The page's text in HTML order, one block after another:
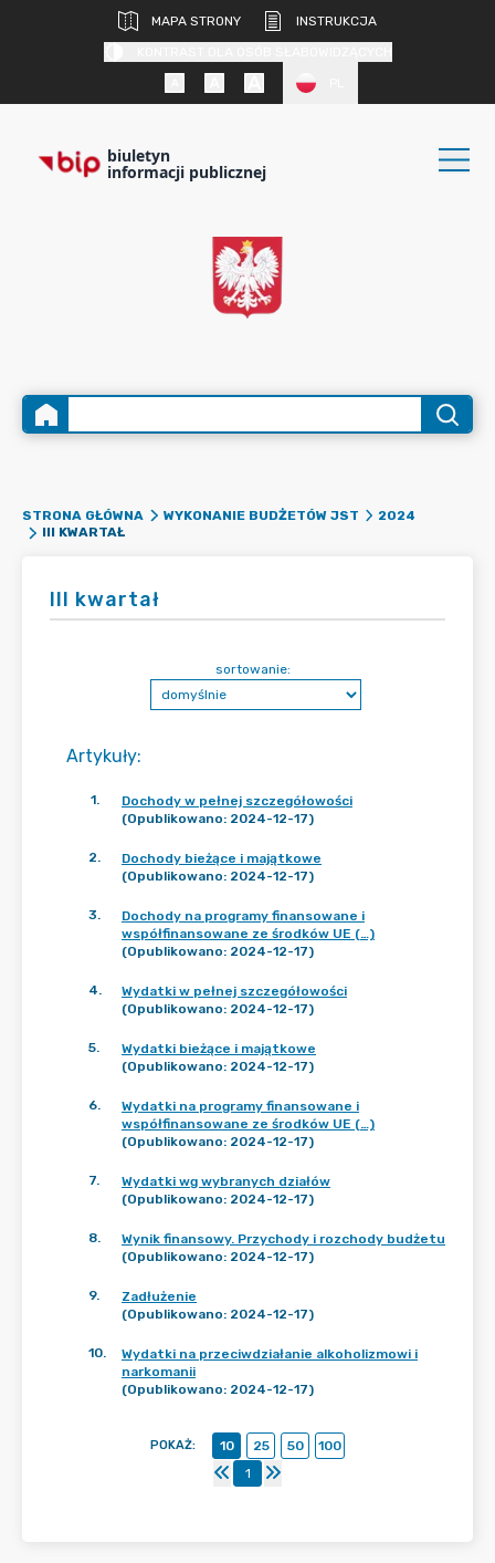
MAPA STRONY
INSTRUKCJA
biuletyn
informacji publicznej
STRONA GŁÓWNA WYKONANIE BUDŻETÓW JST
2024
III KWARTAŁ
III kwartał
Artykuły:
sortowanie:
1.
Dochody w pełnej szczegółowości
(Opublikowano: 2024-12-17)
2.
Dochody bieżące i majątkowe
(Opublikowano: 2024-12-17)
3.
Dochody na programy finansowane i
współfinansowane ze środków UE (…)
(Opublikowano: 2024-12-17)
4.
Wydatki w pełnej szczegółowości
(Opublikowano: 2024-12-17)
5.
Wydatki bieżące i majątkowe
(Opublikowano: 2024-12-17)
6.
Wydatki na programy finansowane i
współfinansowane ze środków UE (…)
(Opublikowano: 2024-12-17)
7.
Wydatki wg wybranych działów
(Opublikowano: 2024-12-17)
8.
Wynik finansowy. Przychody i rozchody budżetu
(Opublikowano: 2024-12-17)
9.
Zadłużenie
(Opublikowano: 2024-12-17)
10.
Wydatki na przeciwdziałanie alkoholizmowi i
narkomanii
(Opublikowano: 2024-12-17)
POKAŻ: 10 25 50
100
1